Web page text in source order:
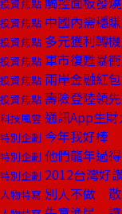
投資焦點
投資焦點 中國內需穩
投資焦點 多元獲利轉
投資焦點 車市復甦暴
投資焦點 兩岸金融紅
投資焦點 壽險登陸領
科技風雲 通訊App生
特別企劃 今年我好棒
特別企劃 他們龍年過
特別企劃 2012台灣好
人物特寫 別人不做 散